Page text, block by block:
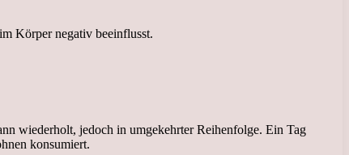
Körper negativ beeinflusst.
wiederholt, jedoch in umgekehrter Reihenfolge. Ein Tag
konsumiert.